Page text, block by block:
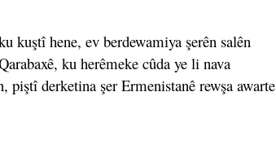
kuştî hene, ev berdewamiya şerên salên
ku herêmeke cûda ye li nava
derketina şer Ermenistanê rewşa awarte